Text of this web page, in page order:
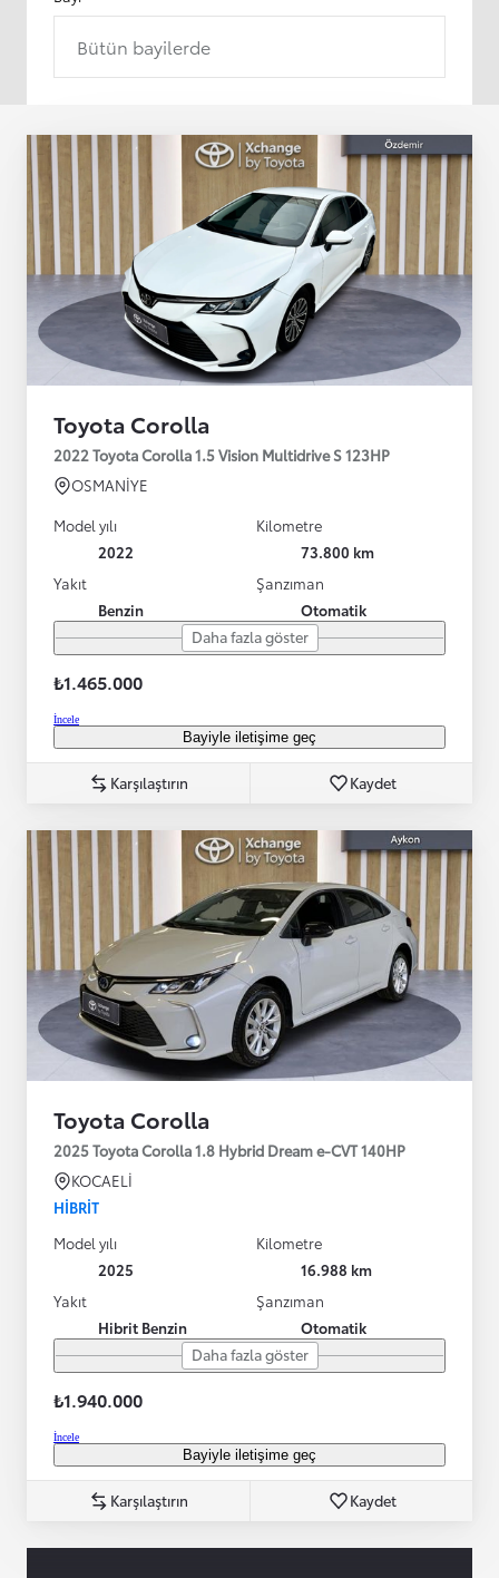
Bütün bayilerde
Toyota Corolla
2022 Toyota Corolla 1.5 Vision Multidrive S 123HP
OSMANİYE
Model yılı
2022
Kilometre
73.800 km
Yakıt
Benzin
Şanzıman
Otomatik
Daha fazla göster
₺1.465.000
İncele
Bayiyle iletişime geç
Karşılaştırın Kaydet
Toyota Corolla
2025 Toyota Corolla 1.8 Hybrid Dream e-CVT 140HP
KOCAELİ
HIBRIT
Model yılı
2025
Kilometre
16.988 km
Yakıt
Hibrit Benzin
Şanzıman
Otomatik
Daha fazla göster
₺1.940.000
İncele
Bayiyle iletişime geç
Karşılaştırın Kaydet